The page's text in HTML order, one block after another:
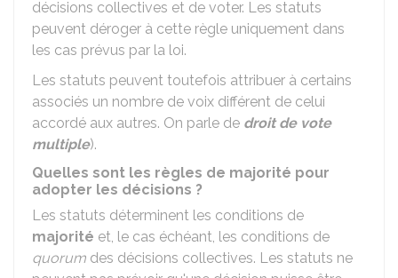
décisions collectives et de voter. Les statuts
peuvent déroger à cette règle uniquement dans
les cas prévus par la loi.
Les statuts peuvent toutefois attribuer à certains
associés un nombre de voix différent de celui
accordé aux autres. On parle de droit de vote
multiple).
Quelles sont les règles de majorité pour
adopter les décisions ?
Les statuts déterminent les conditions de
majorité et, le cas échéant, les conditions de
quorum des décisions collectives. Les statuts ne